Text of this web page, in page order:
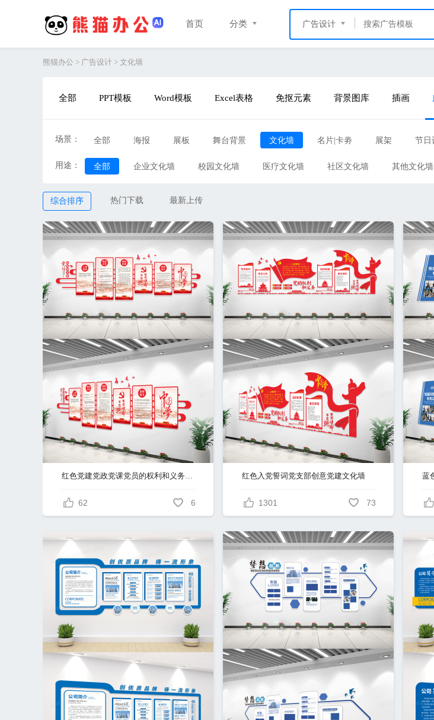
首页 分类 广告设计
熊猫办公 > 广告设计 > 文化墙
全部 PPT模板 Word模板 Excel表格 免抠元素 背景图库 插画
场景： 全部 海报 展板 舞台背景 文化墙 名片|卡劵 展架 节日
新媒体 其他
用途： 全部 企业文化墙 校园文化墙 医疗文化墙 社区文化墙 其他文化墙
综合排序 热门下载 最新上传
红色党建党政党课党员的权利和义务文化墙展板设计
62 6
红色入党誓词党支部创意党建文化墙
1301 73